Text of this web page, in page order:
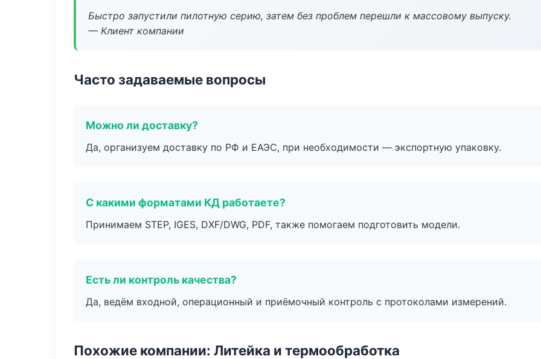
Быстро запустили пилотную серию, затем без проблем перешли к массовому выпуску.
— Клиент компании
Часто задаваемые вопросы
Можно ли доставку?
Да, организуем доставку по РФ и ЕАЭС, при необходимости — экспортную упаковку.
С какими форматами КД работаете?
Принимаем STEP, IGES, DXF/DWG, PDF, также помогаем подготовить модели.
Есть ли контроль качества?
Да, ведём входной, операционный и приёмочный контроль с протоколами измерений.
Похожие компании: Литейка и термообработка